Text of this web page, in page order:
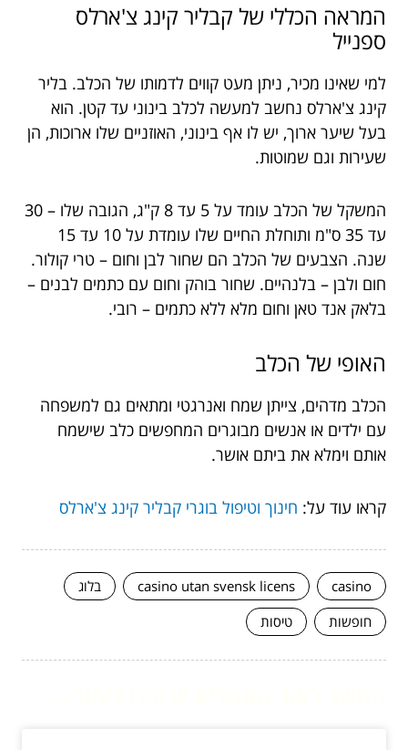
המראה הכללי של קבליר קינג צ'ארלס
ספנייל
למי שאינו מכיר, ניתן מעט קווים לדמותו של הכלב. בליר
קינג צ'ארלס נחשב למעשה לכלב בינוני עד קטן. הוא
בעל שיער ארוך, יש לו אף בינוני, האוזניים שלו ארוכות, הן
שעירות וגם שמוטות.
המשקל של הכלב עומד על 5 עד 8 ק"ג, הגובה שלו – 30
עד 35 ס"מ ותוחלת החיים שלו עומדת על 10 עד 15
שנה. הצבעים של הכלב הם שחור לבן וחום – טרי קולור.
חום ולבן – בלנהיים. שחור בוהק וחום עם כתמים לבנים –
בלאק אנד טאן וחום מלא ללא כתמים – רובי.
האופי של הכלב
הכלב מדהים, צייתן שמח ואנרגטי ומתאים גם למשפחה
עם ילדים או אנשים מבוגרים המחפשים כלב שישמח
אותם וימלא את ביתם אושר.
קראו עוד על: חינוך וטיפול בוגרי קבליר קינג צ'ארלס
casino
casino utan svensk licens
בלוג
חופשות
טיסות